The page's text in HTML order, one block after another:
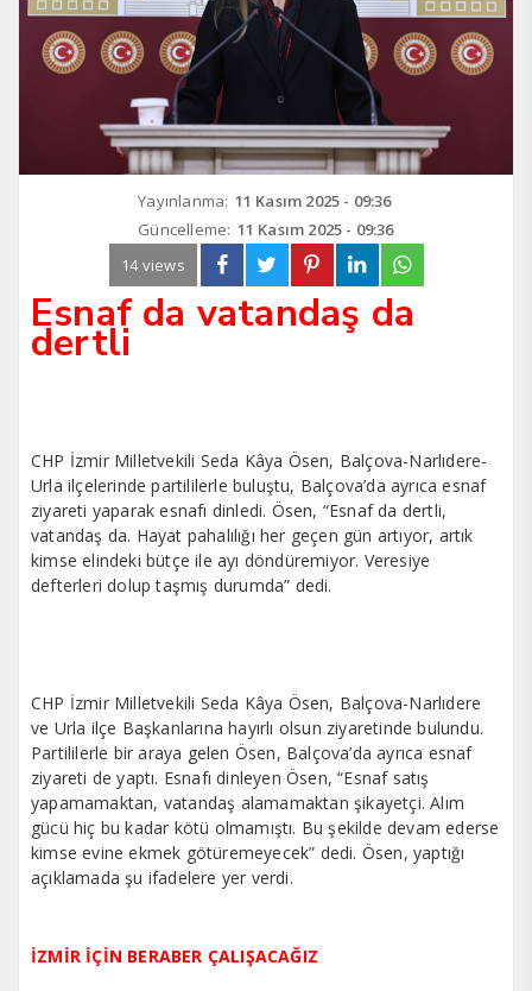
Yayınlanma: 11 Kasım 2025 - 09:36
Güncelleme: 11 Kasım 2025 - 09:36
14 views
Esnaf da vatandaş da
dertli
CHP İzmir Milletvekili Seda Kâya Ösen, Balçova-Narlıdere-
Urla ilçelerinde partililerle buluştu, Balçova’da ayrıca esnaf
ziyareti yaparak esnafı dinledi. Ösen, “Esnaf da dertli,
vatandaş da. Hayat pahalılığı her geçen gün artıyor, artık
kimse elindeki bütçe ile ayı döndüremiyor. Veresiye
defterleri dolup taşmış durumda” dedi.
CHP İzmir Milletvekili Seda Kâya Ösen, Balçova-Narlıdere
ve Urla ilçe Başkanlarına hayırlı olsun ziyaretinde bulundu.
Partililerle bir araya gelen Ösen, Balçova’da ayrıca esnaf
ziyareti de yaptı. Esnafı dinleyen Ösen, “Esnaf satış
yapamamaktan, vatandaş alamamaktan şikayetçi. Alım
gücü hiç bu kadar kötü olmamıştı. Bu şekilde devam ederse
kimse evine ekmek götüremeyecek” dedi. Ösen, yaptığı
açıklamada şu ifadelere yer verdi.
İZMİR İÇİN BERABER ÇALIŞACAĞIZ